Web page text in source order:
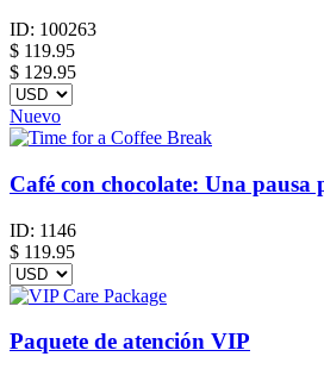
ID: 100263
$ 119.95
$ 129.95
Nuevo
Café con chocolate: Una pausa
ID: 1146
$ 119.95
Paquete de atención VIP